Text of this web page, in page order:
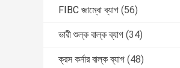
FIBC জাম্বো ব্যাগ (56)
ভারী শুল্ক বাল্ক ব্যাগ (34)
ক্রস কর্নার বাল্ক ব্যাগ (48)